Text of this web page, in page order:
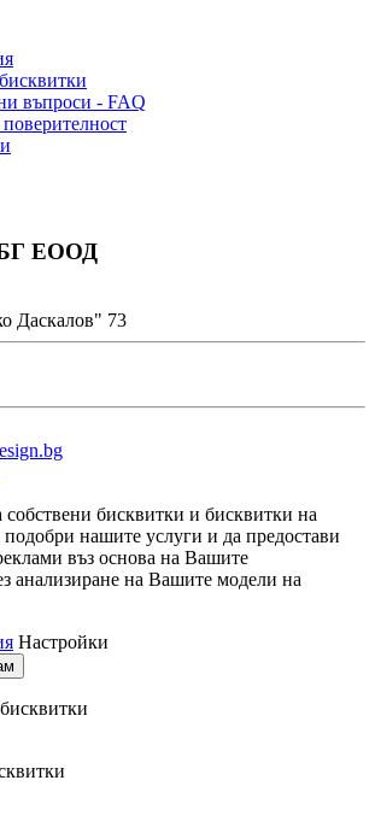
въпроси - FAQ
ЕООД
Даскалов" 73
собствени бисквитки и бисквитки на
подобри нашите услуги и да предостави
въз основа на Вашите
анализиране на Вашите модели на
Настройки